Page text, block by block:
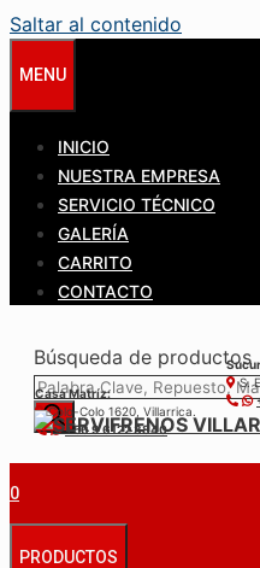
Saltar al contenido
MENU
INICIO
NUESTRA EMPRESA
SERVICIO TÉCNICO
GALERÍA
CARRITO
CONTACTO
Búsqueda de productos
Casa Matríz:
Colo-Colo 1620, Villarrica.
+56 9 6122 3840
S.
0
PRODUCTOS